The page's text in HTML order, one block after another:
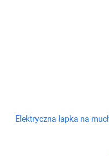
Elektryczna łapka na